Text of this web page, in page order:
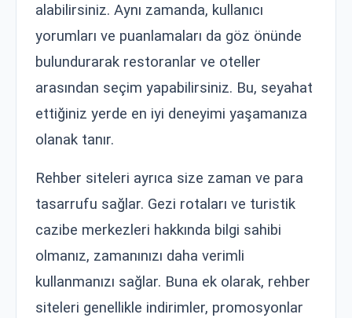
alabilirsiniz. Aynı zamanda, kullanıcı
yorumları ve puanlamaları da göz önünde
bulundurarak restoranlar ve oteller
arasından seçim yapabilirsiniz. Bu, seyahat
ettiğiniz yerde en iyi deneyimi yaşamanıza
olanak tanır.
Rehber siteleri ayrıca size zaman ve para
tasarrufu sağlar. Gezi rotaları ve turistik
cazibe merkezleri hakkında bilgi sahibi
olmanız, zamanınızı daha verimli
kullanmanızı sağlar. Buna ek olarak, rehber
siteleri genellikle indirimler, promosyonlar